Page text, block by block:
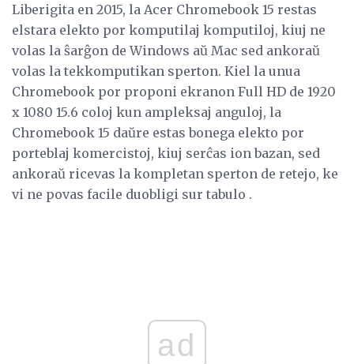
Liberigita en 2015, la Acer Chromebook 15 restas
elstara elekto por komputilaj komputiloj, kiuj ne
volas la ŝarĝon de Windows aŭ Mac sed ankoraŭ
volas la tekkomputikan sperton. Kiel la unua
Chromebook por proponi ekranon Full HD de 1920
x 1080 15.6 coloj kun ampleksaj anguloj, la
Chromebook 15 daŭre estas bonega elekto por
porteblaj komercistoj, kiuj serĉas ion bazan, sed
ankoraŭ ricevas la kompletan sperton de retejo, ke
vi ne povas facile duobligi sur tabulo .
ad